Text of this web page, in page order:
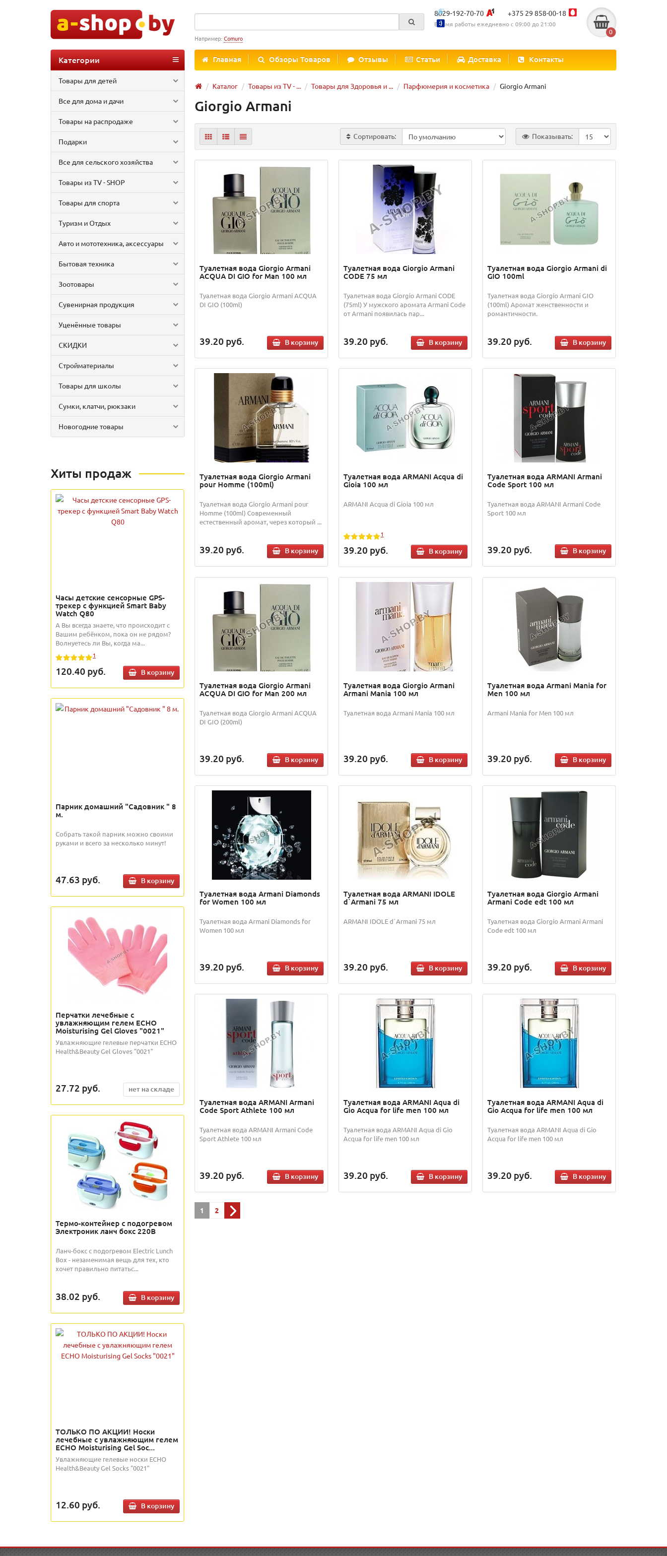
8029-192-70-70 +375 29 858-00-18
Время работы ежедневно с 09:00 до 21:00
0
Например: Comuro
Главная Обзоры Товаров Отзывы Статьи Доставка Контакты
Категории
Товары для детей
Все для дома и дачи
Товары на распродаже
Подарки
Все для сельского хозяйства
Товары из TV - SHOP
Товары для спорта
Туризм и Отдых
Авто и мототехника, аксессуары
Бытовая техника
Зоотовары
Сувенирная продукция
Уценённые товары
СКИДКИ
Стройматериалы
Товары для школы
Сумки, клатчи, рюкзаки
Новогодние товары
Каталог Товары из TV - ... Товары для Здоровья и ... Парфюмерия и косметика Giorgio Armani
Хиты продаж
Часы детские сенсорные GPS-
трекер с функцией Smart Baby
Watch Q80
А Вы всегда знаете, что происходит с
Вашим ребёнком, пока он не рядом?
Волнуетесь ли Вы, когда ма...
1
120.40 руб. В корзину
Парник домашний "Садовник " 8
м.
Собрать такой парник можно своими
руками и всего за несколько минут!
47.63 руб. В корзину
Перчатки лечебные с
увлажняющим гелем ECHO
Moisturising Gel Gloves "0021"
Увлажняющие гелевые перчатки ECHO
Health&Beauty Gel Gloves "0021"
27.72 руб. нет на складе
Термо-контейнер с подогревом
Электроник ланч бокс 220В
Ланч-бокс с подогревом Electric Lunch
Box - незаменимая вещь для тех, кто
хочет правильно питатьс...
38.02 руб. В корзину
ТОЛЬКО ПО АКЦИИ! Носки
лечебные с увлажняющим гелем
ECHO Moisturising Gel Soc...
Увлажняющие гелевые носки ECHO
Health&Beauty Gel Socks "0021"
12.60 руб. В корзину
Giorgio Armani
Сортировать: Показывать:
Туалетная вода Giorgio Armani
ACQUA DI GIO for Man 100 мл
Туалетная вода Giorgio Armani ACQUA
DI GIO (100ml)
39.20 руб. В корзину
Туалетная вода Giorgio Armani
CODE 75 мл
Туалетная вода Giorgio Armani CODE
(75ml) У мужского аромата Armani Code
от Armani появилась пар...
39.20 руб. В корзину
Туалетная вода Giorgio Armani di
GIO 100ml
Туалетная вода Giorgio Armani GIO
(100ml) Аромат женственности и
романтичности.
39.20 руб. В корзину
Туалетная вода Giorgio Armani
pour Homme (100ml)
Туалетная вода Giorgio Armani pour
Homme (100ml) Современный
естественный аромат, через который ...
39.20 руб. В корзину
Туалетная вода ARMANI Acqua di
Gioia 100 мл
ARMANI Acqua di Gioia 100 мл
1
39.20 руб. В корзину
Туалетная вода ARMANI Armani
Code Sport 100 мл
Туалетная вода ARMANI Armani Code
Sport 100 мл
39.20 руб. В корзину
Туалетная вода Giorgio Armani
ACQUA DI GIO for Man 200 мл
Туалетная вода Giorgio Armani ACQUA
DI GIO (200ml)
39.20 руб. В корзину
Туалетная вода Giorgio Armani
Armani Mania 100 мл
Туалетная вода Armani Mania 100 мл
39.20 руб. В корзину
Туалетная вода Armani Mania for
Men 100 мл
Armani Mania for Men 100 мл
39.20 руб. В корзину
Туалетная вода Armani Diamonds
for Women 100 мл
Туалетная вода Armani Diamonds for
Women 100 мл
39.20 руб. В корзину
Туалетная вода ARMANI IDOLE
d`Armani 75 мл
ARMANI IDOLE d`Armani 75 мл
39.20 руб. В корзину
Туалетная вода Giorgio Armani
Armani Code edt 100 мл
Туалетная вода Giorgio Armani Armani
Code edt 100 мл
39.20 руб. В корзину
Туалетная вода ARMANI Armani
Code Sport Athlete 100 мл
Туалетная вода ARMANI Armani Code
Sport Athlete 100 мл
39.20 руб. В корзину
Туалетная вода ARMANI Aqua di
Gio Acqua for life men 100 мл
Туалетная вода ARMANI Aqua di Gio
Acqua for life men 100 мл
39.20 руб. В корзину
Туалетная вода ARMANI Aqua di
Gio Acqua for life men 100 мл
Туалетная вода ARMANI Aqua di Gio
Acqua for life men 100 мл
39.20 руб. В корзину
1 2